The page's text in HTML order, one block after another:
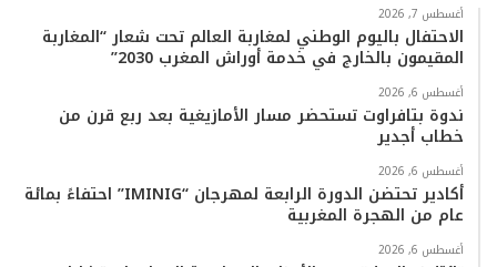
و
ك
ت
ر
ي
و
ب
ت
ق
ر
م
o
k
س
ب
أغسطس 7, 2026
الاحتفال باليوم الوطني لمغاربة العالم تحت شعار “المغاربة
المقيمون بالخارج في خدمة أوراش المغرب 2030”
أغسطس 6, 2026
ندوة بتافراوت تستحضر مسار الأمازيغية بعد ربع قرن من
خطاب أجدير
أغسطس 6, 2026
أكادير تحتضن الدورة الرابعة لمهرجان “IMINIG” احتفاءً بمائة
عام من الهجرة المغربية
أغسطس 6, 2026